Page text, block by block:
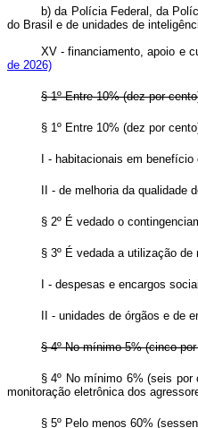
b) da Polícia Federal, da
do Brasil e de unidades de
XV - financiamento, apoio e
de 2026)
§ 1º Entre 10% (dez por
§ 1º Entre 10% (dez por
I - habitacionais em
II - de melhoria da qualidade
§ 2º É vedado o
§ 3º É vedada a utilização
I - despesas e encargos
II - unidades de órgãos e de
§ 4º No mínimo 5% (cinco
§ 4º No mínimo 6% (seis
monitoração eletrônica dos
§ 5º Pelo menos 60%